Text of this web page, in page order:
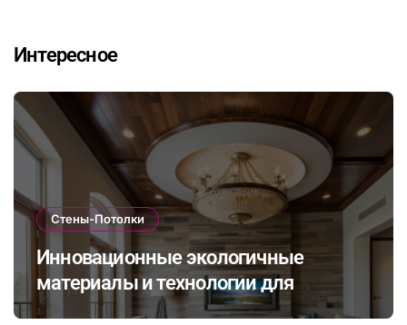
Интересное
Стены-Потолки
Инновационные экологичные
материалы и технологии для
стильной и долговечной отделки